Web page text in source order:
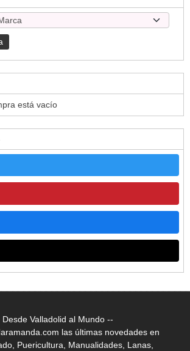
está vacío
Desde Valladolid al Mundo --
las últimas novedades en
Puericultura, Manualidades, Lanas,